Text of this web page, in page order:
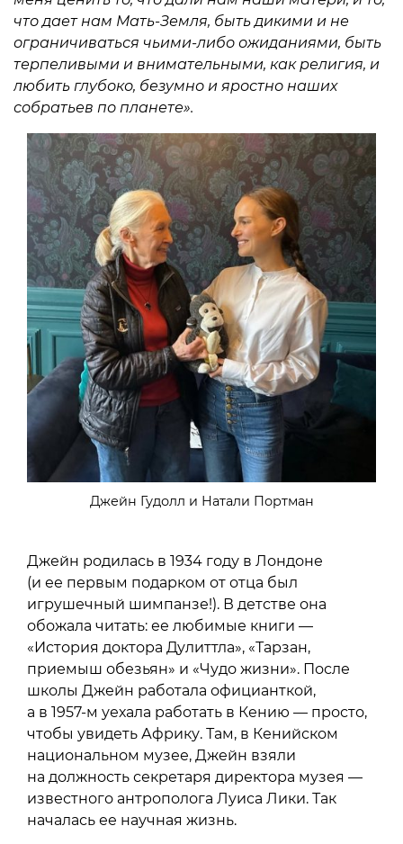
что дает нам Мать-Земля, быть дикими и не
ограничиваться чьими-либо ожиданиями, быть
терпеливыми и внимательными, как религия, и
любить глубоко, безумно и яростно наших
собратьев по планете».
Джейн Гудолл и Натали Портман
Джейн родилась в 1934 году в Лондоне
(и ее первым подарком от отца был
игрушечный шимпанзе!). В детстве она
обожала читать: ее любимые книги —
«История доктора Дулиттла», «Тарзан,
приемыш обезьян» и «Чудо жизни». После
школы Джейн работала официанткой,
а в 1957-м уехала работать в Кению — просто,
чтобы увидеть Африку. Там, в Кенийском
национальном музее, Джейн взяли
на должность секретаря директора музея —
известного антрополога Луиса Лики. Так
началась ее научная жизнь.